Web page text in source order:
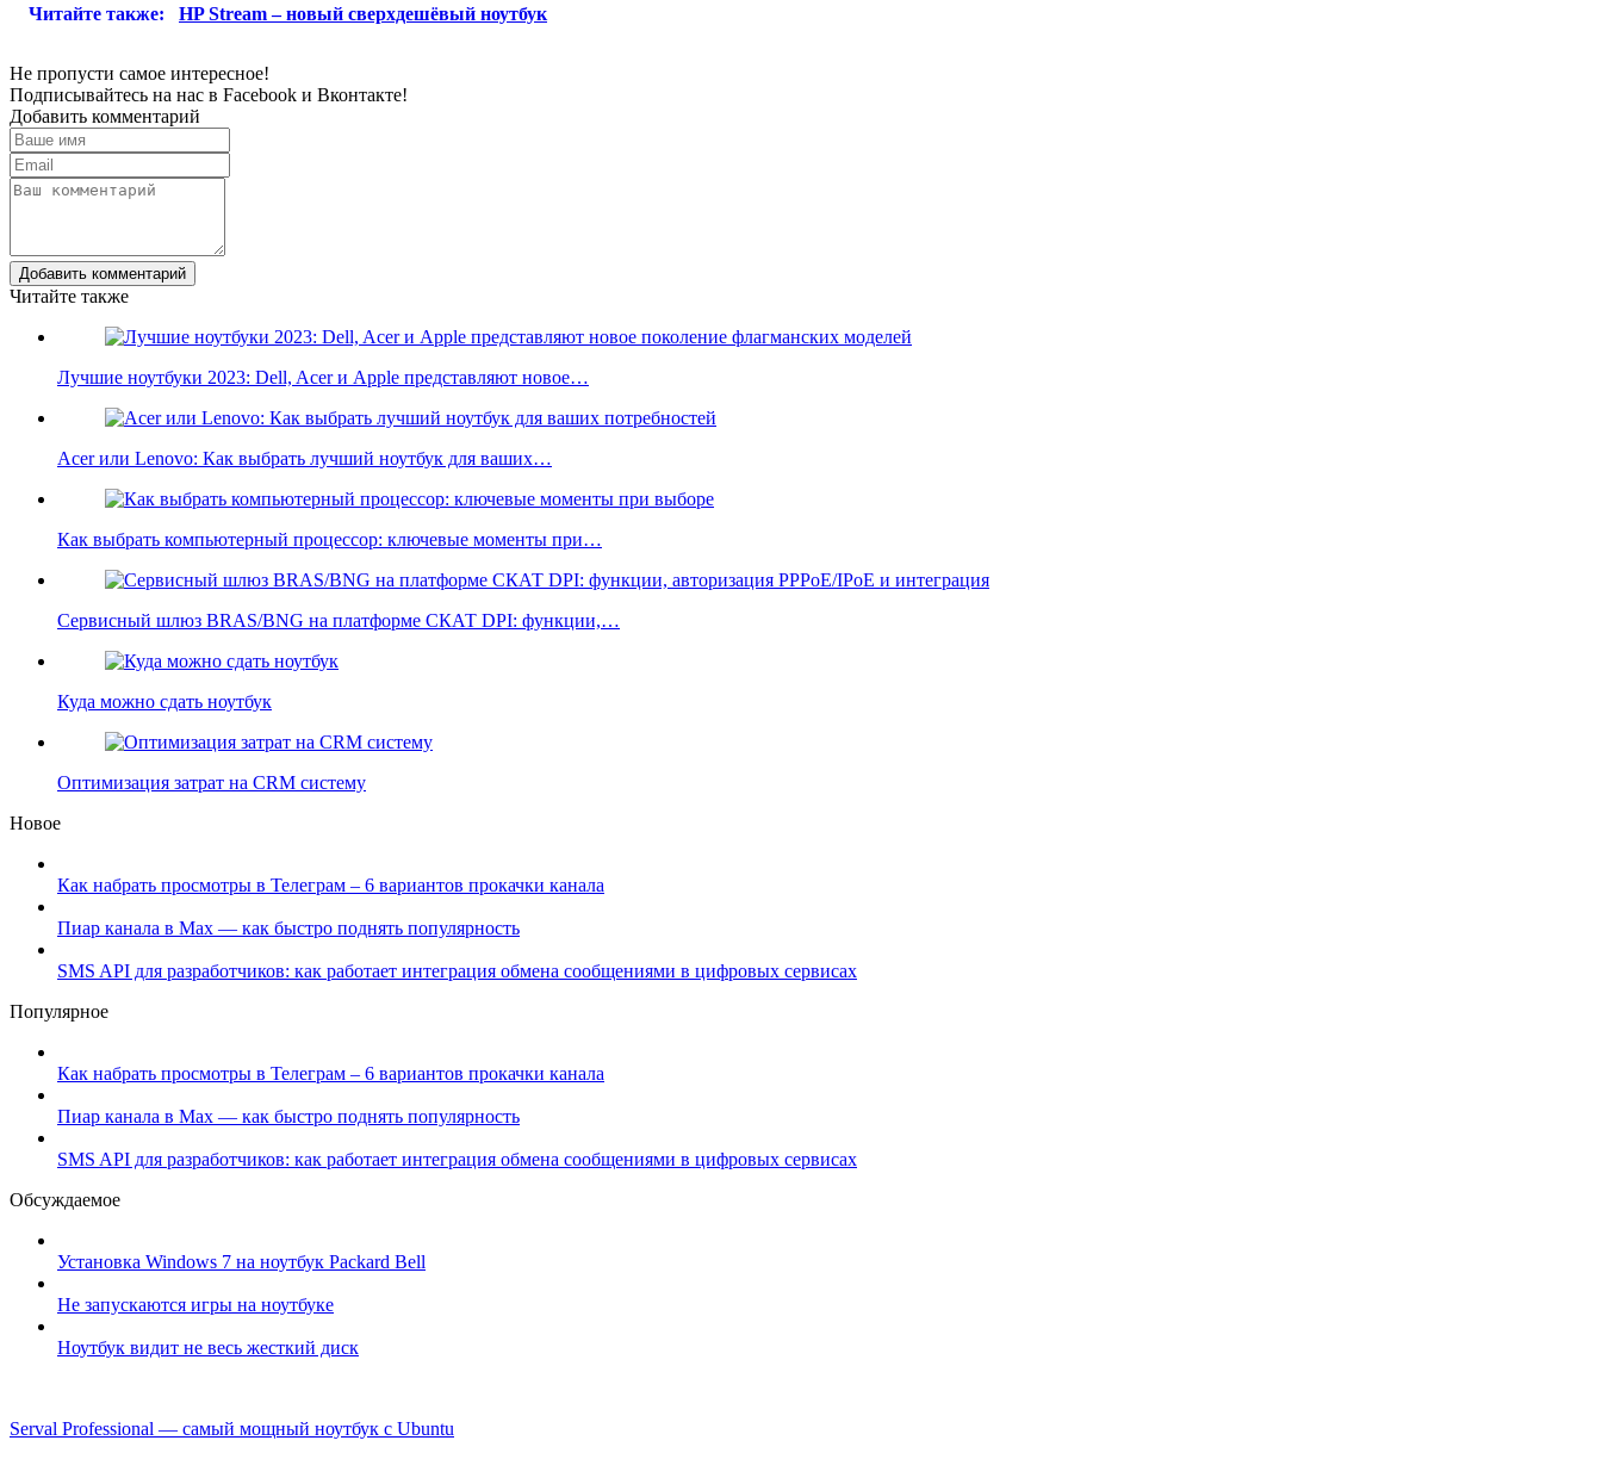
Читайте также: HP Stream – новый сверхдешёвый ноутбук
Не пропусти самое интересное!
Подписывайтесь на нас в Facebook и Вконтакте!
Добавить комментарий
Добавить комментарий
Читайте также
Лучшие ноутбуки 2023: Dell, Acer и Apple представляют новое…
Acer или Lenovo: Как выбрать лучший ноутбук для ваших…
Как выбрать компьютерный процессор: ключевые моменты при…
Сервисный шлюз BRAS/BNG на платформе СКАТ DPI: функции,…
Куда можно сдать ноутбук
Оптимизация затрат на CRM систему
Новое
Как набрать просмотры в Телеграм – 6 вариантов прокачки канала
Пиар канала в Max — как быстро поднять популярность
SMS API для разработчиков: как работает интеграция обмена сообщениями в цифровых сервисах
Популярное
Как набрать просмотры в Телеграм – 6 вариантов прокачки канала
Пиар канала в Max — как быстро поднять популярность
SMS API для разработчиков: как работает интеграция обмена сообщениями в цифровых сервисах
Обсуждаемое
Установка Windows 7 на ноутбук Packard Bell
Не запускаются игры на ноутбуке
Ноутбук видит не весь жесткий диск
Serval Professional — самый мощный ноутбук c Ubuntu